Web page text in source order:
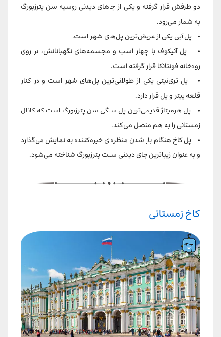
دو طرفش قرار گرفته و یکی از جاهای دیدنی روسیه سن پترزبورگ
به شمار می‌رود.
• پل آبی یکی از عریض‌ترین پل‌های شهر است.
• پل آنیکوف با چهار اسب و مجسمه‌های نگهبانانش، بر روی
رودخانه فونتانکا قرار گرفته است.
• پل تری‌نیتی یکی از طولانی‌ترین پل‌های شهر است و در کنار
قلعه پیتر و پل قرار دارد.
• پل هر‌میتاژ قدیمی‌ترین پل سنگی سن پترزبورگ است که کانال
زمستانی را به هم متصل می‌کند.
• پل کاخ هنگام باز شدن منظره‌ای خیره‌کننده به نمایش می‌گذارد
و به عنوان زیباترین جای دیدنی سنت پترزبورگ شناخته می‌شود.
کاخ زمستانی